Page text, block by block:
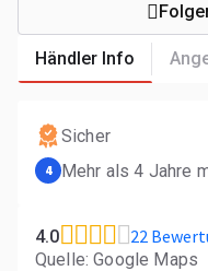
Händler Info
Sicher
4 Mehr als 4 Jahre
4.0 22
Quelle: Google Maps